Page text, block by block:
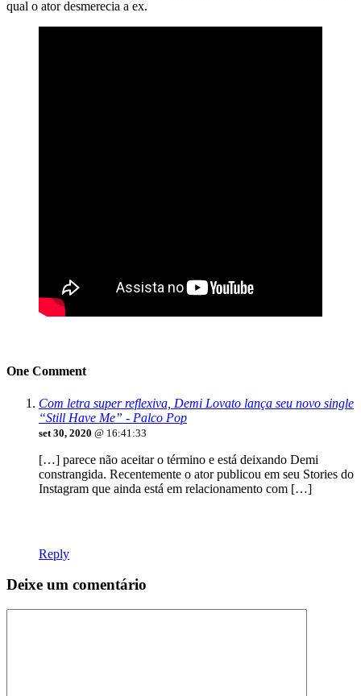
qual o ator desmerecia a ex.
One Comment
Com letra super reflexiva, Demi Lovato lança seu novo single
“Still Have Me” - Palco Pop
set 30, 2020 @ 16:41:33
[…] parece não aceitar o término e está deixando Demi
constrangida. Recentemente o ator publicou em seu Stories do
Instagram que ainda está em relacionamento com […]
Reply
Deixe um comentário